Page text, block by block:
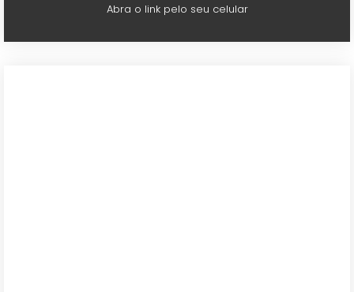
Abra o link pelo seu celular